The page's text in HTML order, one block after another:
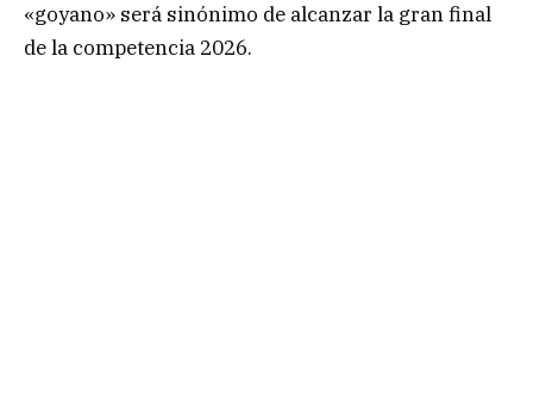
«goyano» será sinónimo de alcanzar la gran final
de la competencia 2026.